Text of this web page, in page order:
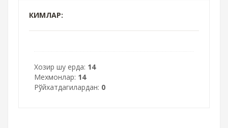
КИМЛАР:
Хозир шу ерда: 14
Мехмонлар: 14
Рўйхатдагилардан: 0